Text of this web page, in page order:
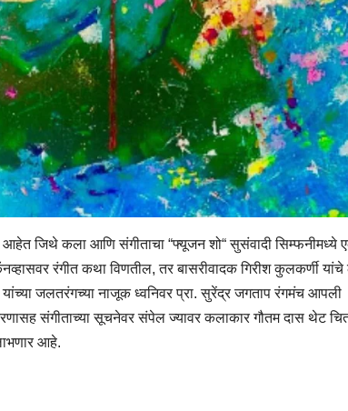
जिथे कला आणि संगीताचा “फ्यूजन शो“ सुसंवादी सिम्फनीमध्ये
रंगीत कथा विणतील, तर बासरीवादक गिरीश कुलकर्णी
यांच्या जलतरंगच्या नाजूक ध्वनिवर प्रा. सुरेंद्र जगताप रंगमंच आपली
संगीताच्या सूचनेवर संपेल ज्यावर कलाकार गौतम दास थेट
आहे.